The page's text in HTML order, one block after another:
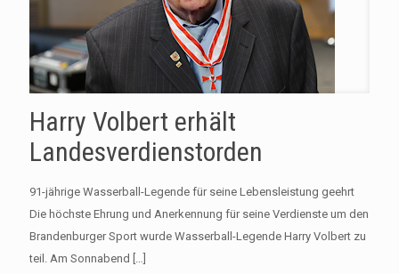
Harry Volbert erhält
Landesverdienstorden
91-jährige Wasserball-Legende für seine Lebensleistung geehrt
Die höchste Ehrung und Anerkennung für seine Verdienste um den
Brandenburger Sport wurde Wasserball-Legende Harry Volbert zu
teil. Am Sonnabend […]